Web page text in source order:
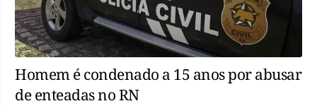
Homem é condenado a 15 anos por abusar
de enteadas no RN